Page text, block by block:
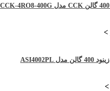
>
>